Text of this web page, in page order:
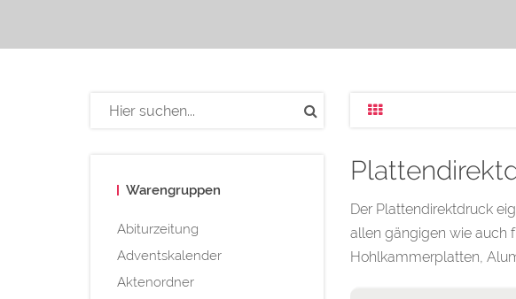
Warengruppen
Abiturzeitung
Adventskalender
Aktenordner
Der Plattendirektdruck
allen gängigen wie auch
Hohlkammerplatten,